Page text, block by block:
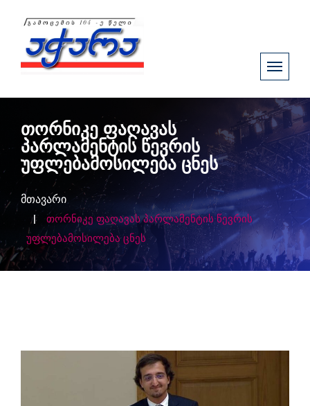
თორნიკე ფაღავას
პარლამენტის წევრის
უფლებამოსილება ცნეს
მთავარი
თორნიკე ფაღავას პარლამენტის წევრის
უფლებამოსილება ცნეს